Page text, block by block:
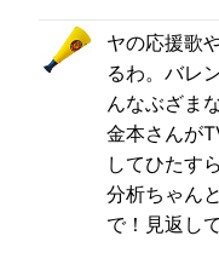
ヤの応援歌
るわ。バレ
んなぶざま
金本さんが
してひたす
分析ちゃん
で！見返して